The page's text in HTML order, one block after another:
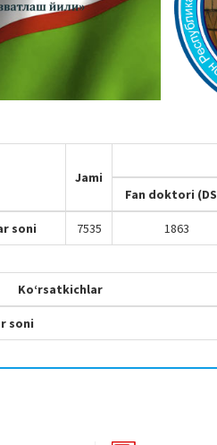
Jami
Fan doktori
soni 7535 1863
Ko‘rsatkichlar
soni